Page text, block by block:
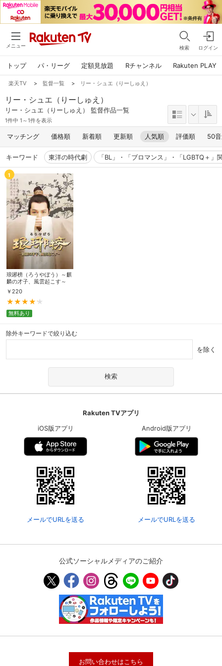
メニュー 検索 ログイン
トップ パ・リーグ 定額見放題 Rチャンネル Rakuten PLAY
楽天TV > 監督一覧 > リー・シュエ（りーしゅえ）
リー・シュエ（りーしゅえ）
リー・シュエ（りーしゅえ） 監督作品一覧
1件中 1～1件を表示
マッチング 価格順 新着順 更新順 人気順 評価順 50
キーワード 東洋の時代劇 「BL」・「ブロマンス」・「LGBTQ＋」
1
琅琊榜（ろうやぼう）～麒
麟の才子、風雲起こす～
￥ 220
無料あり
除外キーワードで絞り込む
を除く
Rakuten TVアプリ
iOS版アプリ
メールでURLを送る
Android版アプリ
メールでURLを送る
公式ソーシャルメディアのご紹介
お問い合わせはこちら